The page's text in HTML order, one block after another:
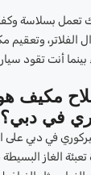
تعمل بسلاسة
الفلاتر،
بينما أنت تقود
مكيف
في دبي؟
في دبي على